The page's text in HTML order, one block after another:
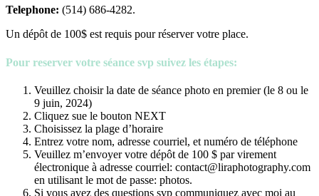
Telephone: (514) 686-4282.
Un dépôt de 100$ est requis pour réserver votre place.
Pour reserver votre séance svp suivez les étapes:
Veuillez choisir la date de séance photo en premier (le 8 ou le
9 juin, 2024)
Cliquez sue le bouton NEXT
Choisissez la plage d’horaire
Entrez votre nom, adresse courriel, et numéro de téléphone
Veuillez m’envoyer votre dépôt de 100 $ par virement
électronique à adresse courriel: contact@liraphotography.com
en utilisant le mot de passe: photos.
Si vous avez des questions svp communiquez avec moi au